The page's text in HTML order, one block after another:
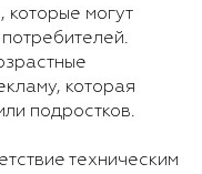
которые могут
которая
подростков.
техническим